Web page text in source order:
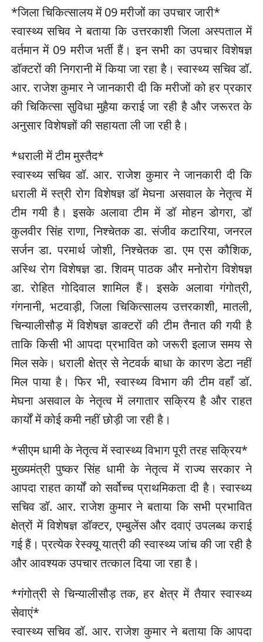
*जिला चिकित्सालय में 09 मरीजों का उपचार जारी*
स्वास्थ्य सचिव ने बताया कि उत्तरकाशी जिला अस्पताल में
वर्तमान में 09 मरीज भर्ती हैं। इन सभी का उपचार विशेषज्ञ
डॉक्टरों की निगरानी में किया जा रहा है। स्वास्थ्य सचिव डॉ.
आर. राजेश कुमार ने जानकारी दी कि मरीजों को हर प्रकार
की चिकित्सा सुविधा मुहैया कराई जा रही है और जरूरत के
अनुसार विशेषज्ञों की सहायता ली जा रही है।
*धराली में टीम मुस्तैद*
स्वास्थ्य सचिव डॉ. आर. राजेश कुमार ने जानकारी दी कि
धराली में स्त्री रोग विशेषज्ञ डॉ मेघना असवाल के नेतृत्व में
टीम गयी है। इसके अलावा टीम में डॉ मोहन डोगरा, डॉ
कुलवीर सिंह राणा, निश्चेतक डा. संजीव कटारिया, जनरल
सर्जन डा. परमार्थ जोशी, निश्चेतक डा. एम एस कौशिक,
अस्थि रोग विशेषज्ञ डा. शिवम् पाठक और मनोरोग विशेषज्ञ
डा. रोहित गोदिवाल शामिल हैं। इसके अलावा गंगोत्री,
गंगनानी, भटवाड़ी, जिला चिकित्सालय उत्तरकाशी, मातली,
चिन्यालीसौड़ में विशेषज्ञ डाक्टरों की टीम तैनात की गयी है
ताकि किसी भी आपदा प्रभावित को जरूरी इलाज समय से
मिल सके। धराली क्षेत्र से नेटवर्क बाधा के कारण डेटा नहीं
मिल पाया है। फिर भी, स्वास्थ्य विभाग की टीम वहाँ डॉ.
मेघना असवाल के नेतृत्व में लगातार सक्रिय है और राहत
कार्यों में कोई कमी नहीं छोड़ी जा रही है।
*सीएम धामी के नेतृत्व में स्वास्थ्य विभाग पूरी तरह सक्रिय*
मुख्यमंत्री पुष्कर सिंह धामी के नेतृत्व में राज्य सरकार ने
आपदा राहत कार्यों को सर्वोच्च प्राथमिकता दी है। स्वास्थ्य
सचिव डॉ. आर. राजेश कुमार ने बताया कि सभी प्रभावित
क्षेत्रों में विशेषज्ञ डॉक्टर, एम्बुलेंस और दवाएं उपलब्ध कराई
गई हैं। प्रत्येक रेस्क्यू यात्री की स्वास्थ्य जांच की जा रही है
और आवश्यक उपचार तत्काल दिया जा रहा है।
*गंगोत्री से चिन्यालीसौड़ तक, हर क्षेत्र में तैयार स्वास्थ्य
सेवाएं*
स्वास्थ्य सचिव डॉ. आर. राजेश कुमार ने बताया कि आपदा